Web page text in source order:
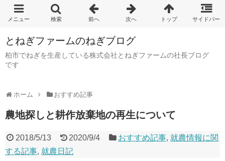
とねぎファームのねぎブログ
柏市でねぎを生産している株式会社とねぎファームの社長ブログ
です
ホーム おすすめ記事
農地探しと耕作放棄地の再生について
2018/5/13 2020/9/4 おすすめ記事, 就農情報に関
する記事, 就農日記